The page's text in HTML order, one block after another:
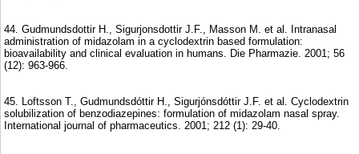
44. Gudmundsdottir H., Sigurjonsdottir J.F., Masson M. et al. Intranasal
administration of midazolam in a cyclodextrin based formulation:
bioavailability and clinical evaluation in humans. Die Pharmazie. 2001; 56
(12): 963-966.
45. Loftsson T., Gudmundsdóttir H., Sigurjónsdóttir J.F. et al. Cyclodextrin
solubilization of benzodiazepines: formulation of midazolam nasal spray.
International journal of pharmaceutics. 2001; 212 (1): 29-40.